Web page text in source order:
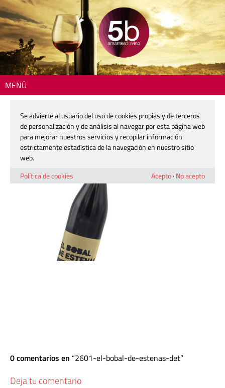
MENÚ
2601-el-bobal-de-estenas-det
16 diciembre, 2025
0 comentarios en 2601-el-bobal-de-estenas-det
Deja tu comentario
Se advierte al usuario del uso de cookies propias y de terceros
de personalización y de análisis al navegar por esta página web
para mejorar nuestros servicios y recopilar información
estrictamente estadística de la navegación en nuestro sitio
web.
Política de cookies
Acepto· No acepto